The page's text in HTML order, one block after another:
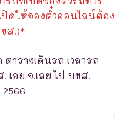
ปิดให้จองตั๋วออนไลน์ต้อง
ส.)*
ารางเดินรถ เวลารถ
เลย จ.เลย ไป บขส.